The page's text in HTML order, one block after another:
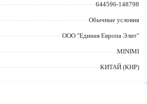
644596-148798
Обычные условия
ООО "Единая Европа Элит"
MINIMI
КИТАЙ (КНР)